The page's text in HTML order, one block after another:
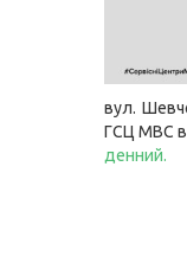
вул.
ГСЦ МВС в
денний.